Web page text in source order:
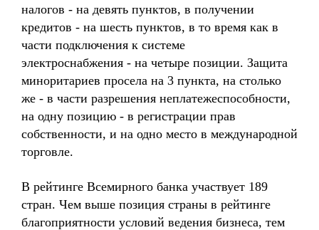
налогов - на девять пунктов, в получении
кредитов - на шесть пунктов, в то время как в
части подключения к системе
электроснабжения - на четыре позиции. Защита
миноритариев просела на 3 пункта, на столько
же - в части разрешения неплатежеспособности,
на одну позицию - в регистрации прав
собственности, и на одно место в международной
торговле.
В рейтинге Всемирного банка участвует 189
стран. Чем выше позиция страны в рейтинге
благоприятности условий ведения бизнеса, тем